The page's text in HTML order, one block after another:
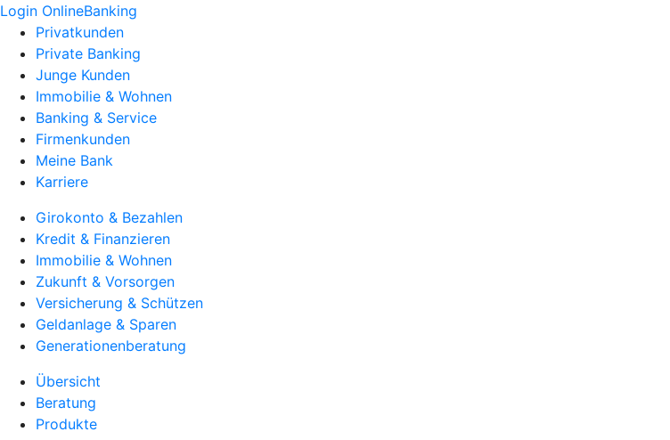
Login OnlineBanking
Privatkunden
Private Banking
Junge Kunden
Immobilie & Wohnen
Banking & Service
Firmenkunden
Meine Bank
Karriere
Girokonto & Bezahlen
Kredit & Finanzieren
Immobilie & Wohnen
Zukunft & Vorsorgen
Versicherung & Schützen
Geldanlage & Sparen
Generationenberatung
Übersicht
Beratung
Produkte